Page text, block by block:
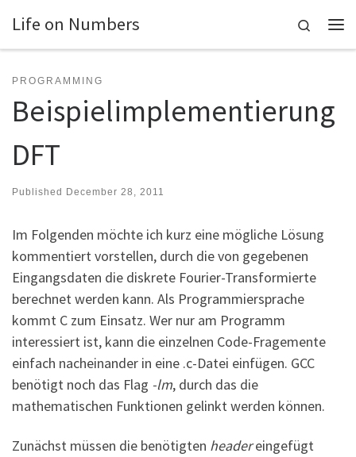
Skip to content
Life on Numbers
Search
PROGRAMMING
Beispielimplementierung
DFT
Published December 28, 2011
Im Folgenden möchte ich kurz eine mögliche Lösung
kommentiert vorstellen, durch die von gegebenen
Eingangsdaten die diskrete Fourier-Transformierte
berechnet werden kann. Als Programmiersprache
kommt C zum Einsatz. Wer nur am Programm
interessiert ist, kann die einzelnen Code-Fragemente
einfach nacheinander in eine .c-Datei einfügen. GCC
benötigt noch das Flag -lm, durch das die
mathematischen Funktionen gelinkt werden können.
Zunächst müssen die benötigten headereingefügt